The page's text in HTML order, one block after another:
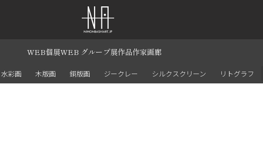
WEB個展WEB グループ展作品作家画廊
水彩画 木版画 銅版画 ジークレー シルクスクリーン リトグラフ